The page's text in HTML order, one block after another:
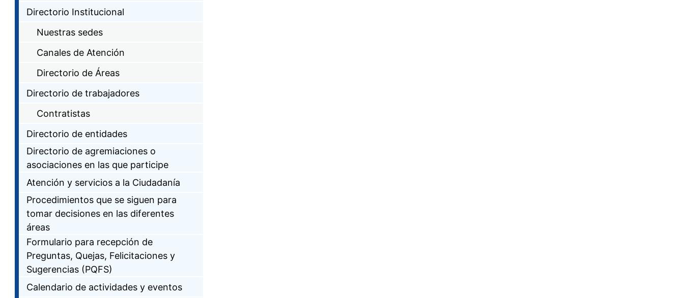
Directorio Institucional
Nuestras sedes
Canales de Atención
Directorio de Áreas
Directorio de trabajadores
Contratistas
Directorio de entidades
Directorio de agremiaciones o
asociaciones en las que participe
Atención y servicios a la Ciudadanía
Procedimientos que se siguen para
tomar decisiones en las diferentes
áreas
Formulario para recepción de
Preguntas, Quejas, Felicitaciones y
Sugerencias (PQFS)
Calendario de actividades y eventos